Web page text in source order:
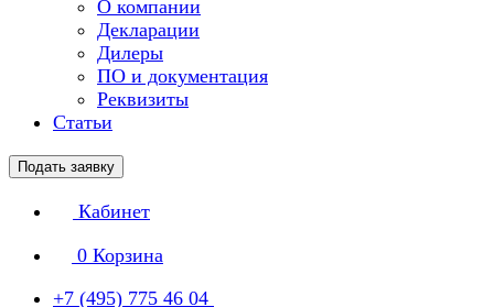
О компании
Декларации
Дилеры
ПО и документация
Реквизиты
Статьи
Подать заявку
Кабинет
0 Корзина
+7 (495) 775 46 04